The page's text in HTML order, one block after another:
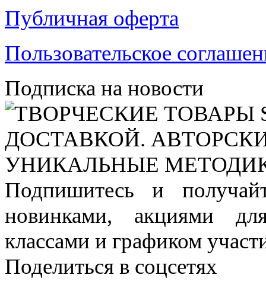
Публичная оферта
Пользовательское
Подписка на новости
Подпишитесь и
новинками, акциями
классами и графиком
Поделиться в соцсетях